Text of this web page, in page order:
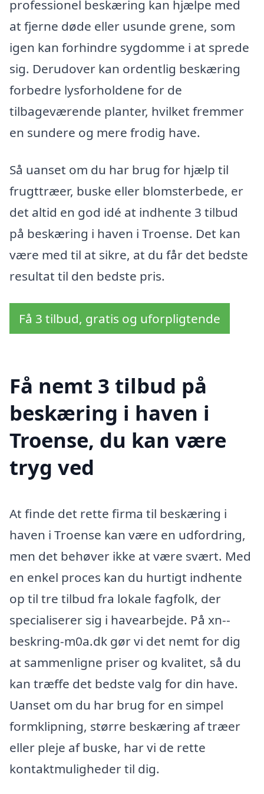
professionel beskæring kan hjælpe med
at fjerne døde eller usunde grene, som
igen kan forhindre sygdomme i at sprede
sig. Derudover kan ordentlig beskæring
forbedre lysforholdene for de
tilbageværende planter, hvilket fremmer
en sundere og mere frodig have.
Så uanset om du har brug for hjælp til
frugttræer, buske eller blomsterbede, er
det altid en god idé at indhente 3 tilbud
på beskæring i haven i Troense. Det kan
være med til at sikre, at du får det bedste
resultat til den bedste pris.
Få 3 tilbud, gratis og uforpligtende
Få nemt 3 tilbud på
beskæring i haven i
Troense, du kan være
tryg ved
At finde det rette firma til beskæring i
haven i Troense kan være en udfordring,
men det behøver ikke at være svært. Med
en enkel proces kan du hurtigt indhente
op til tre tilbud fra lokale fagfolk, der
specialiserer sig i havearbejde. På xn--
beskring-m0a.dk gør vi det nemt for dig
at sammenligne priser og kvalitet, så du
kan træffe det bedste valg for din have.
Uanset om du har brug for en simpel
formklipning, større beskæring af træer
eller pleje af buske, har vi de rette
kontaktmuligheder til dig.